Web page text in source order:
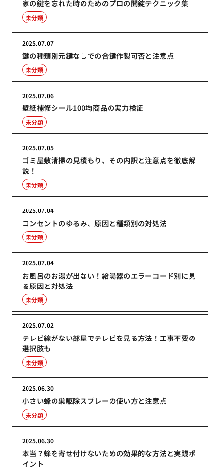
家の鍵を忘れた時のためのプロの開錠テクニック集
未分類
鍵の種類別元鍵なしでの合鍵作製可否と注意点
2025.07.07
未分類
壁紙補修シール100均商品の実力検証
2025.07.06
未分類
ゴミ屋敷清掃の見積もり、その内訳と注意点を徹底解
説！
2025.07.05
未分類
コンセントのゆるみ、原因と種類別の対処法
2025.07.04
未分類
お風呂のお湯が出ない！給湯器のエラーコード別に見
る原因と対処法
2025.07.04
未分類
テレビ線がない部屋でテレビを見る方法！工事不要の
選択肢も
2025.07.02
未分類
小さい蜂の巣駆除スプレーの使い方と注意点
2025.06.30
未分類
本当？蜂を寄せ付けないための効果的な方法と実践ポ
イント
2025.06.30